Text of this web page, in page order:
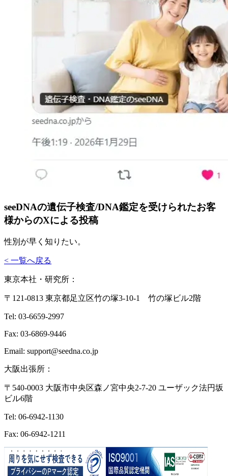
seeDNAの遺伝子検査/DNA鑑定を受けられたお客
様からのXによる投稿
性別が早く知りたい。
< 一覧へ戻る
東京本社・研究所：
〒121-0813 東京都足立区竹の塚3-10-1 竹の塚ビル2階
Tel: 03-6659-2997
Fax: 03-6869-9446
Email: support@seedna.co.jp
大阪出張所：
〒540-0003 大阪市中央区森ノ宮中央2-7-20 ユーザック法円坂
ビル6階
Tel: 06-6942-1130
Fax: 06-6942-1211